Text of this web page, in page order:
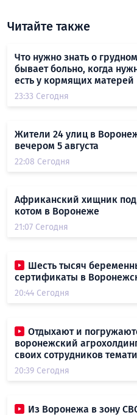
Читайте также
Что нужно знать о
бывает больно, когда
есть у кормящих матерей
23:33 Сегодня
Жители 24 улиц в
вечером 5 августа
22:08 Сегодня
Африканский хищник
котом в Воронеже
21:07 Сегодня
Шесть тысяч
сертификаты в
20:44 Сегодня
Отдыхают и
воронежский
своих сотрудников
20:39 Сегодня
Из Воронежа в зону